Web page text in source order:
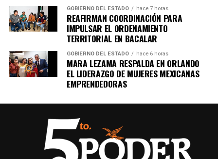
Unirme al canal de WhatsApp
GOBIERNO DEL ESTADO hace 7 horas
REAFIRMAN COORDINACIÓN PARA
IMPULSAR EL ORDENAMIENTO
TERRITORIAL EN BACALAR
GOBIERNO DEL ESTADO hace 6 horas
MARA LEZAMA RESPALDA EN ORLANDO
EL LIDERAZGO DE MUJERES MEXICANAS
EMPRENDEDORAS